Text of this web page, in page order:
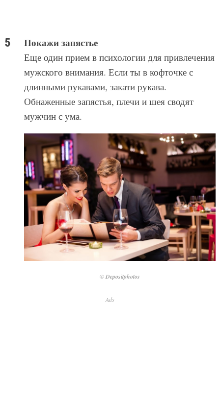
Покажи запястье
Еще один прием в психологии для привлечения
мужского внимания. Если ты в кофточке с
длинными рукавами, закати рукава.
Обнаженные запястья, плечи и шея сводят
мужчин с ума.
© Depositphotos
Ads